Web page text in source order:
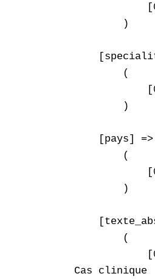
        )
        (
        )
[pays]
        (
        )
        (
Cas clinique